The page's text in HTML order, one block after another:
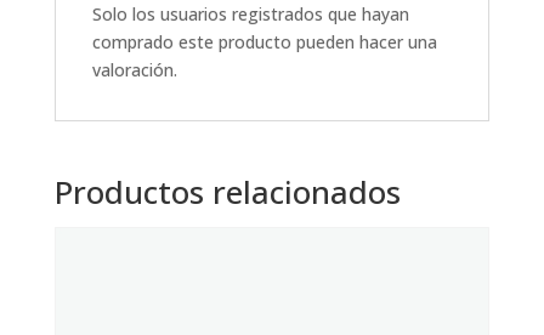
Solo los usuarios registrados que hayan
comprado este producto pueden hacer una
valoración.
Productos relacionados